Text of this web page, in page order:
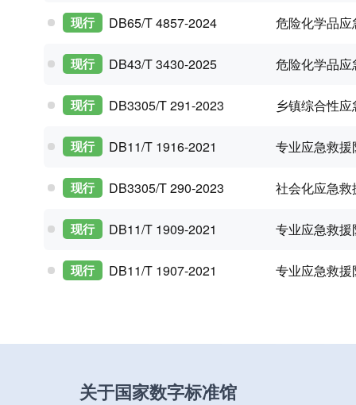
现行 DB65/T 4857-2024 危险化学品
现行 DB43/T 3430-2025 危险化学品
现行 DB3305/T 291-2023 乡镇综合性
现行 DB11/T 1916-2021 专业应急救
现行 DB3305/T 290-2023 社会化应急
现行 DB11/T 1909-2021 专业应急救
现行 DB11/T 1907-2021 专业应急救
关于国家数字标准馆